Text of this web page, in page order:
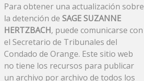
Para obtener una actualización sobre
la detención de SAGE SUZANNE
HERTZBACH, puede comunicarse con
el Secretario de Tribunales del
Condado de Orange. Este sitio web
no tiene los recursos para publicar
un archivo por archivo de todos los